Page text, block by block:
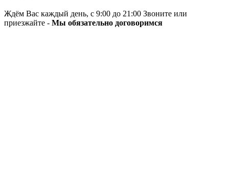
Ждём Вас каждый день, с 9:00 до 21:00 Звоните или
приезжайте - Мы обязательно договоримся